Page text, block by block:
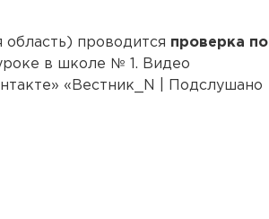
проводится проверка по
в школе № 1. Видео
«Вестник_N | Подслушано